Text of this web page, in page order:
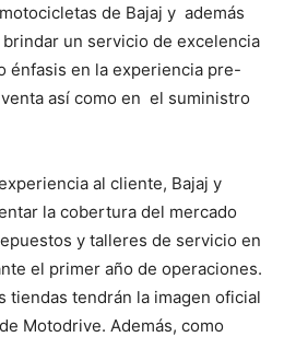
de Bajaj y además
un servicio de excelencia
énfasis en la experiencia pre-
así como en el suministro
al cliente, Bajaj y
la cobertura del mercado
y talleres de servicio en
el primer año de operaciones.
tiendas tendrán la imagen oficial
Motodrive. Además, como